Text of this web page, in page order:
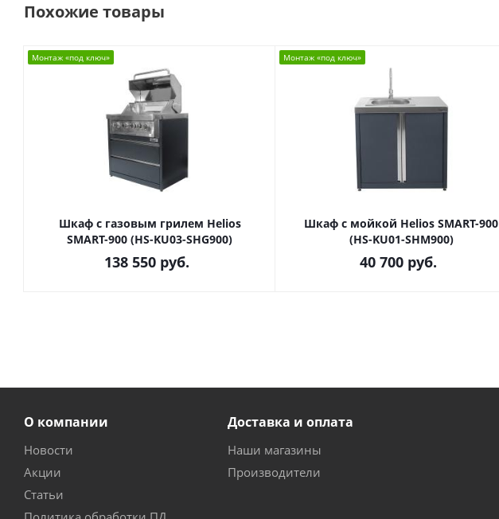
Похожие товары
Монтаж «под ключ»
Шкаф c газовым грилем Helios
SMART-900 (HS-KU03-SHG900)
138 550 руб.
Монтаж «под ключ»
Шкаф с мойкой Helios SMART-900
(HS-KU01-SHM900)
40 700 руб.
О компании
Новости
Акции
Статьи
Доставка и оплата
Наши магазины
Производители